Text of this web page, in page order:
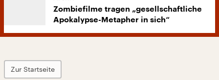
Zombiefilme tragen „gesellschaftliche
Apokalypse-Metapher in sich“
Zur Startseite